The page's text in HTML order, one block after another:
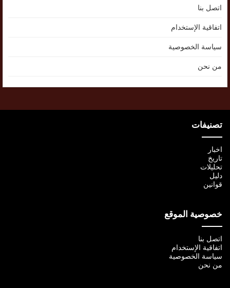
اتصل بنا
اتفاقية الإستخدام
سياسة الخصوصية
من نحن
تصنيفات
اخبار
تاريخ
تحليلات
دليل
قوانين
خصوصية الموقع
اتصل بنا
اتفاقية الإستخدام
سياسة الخصوصية
من نحن